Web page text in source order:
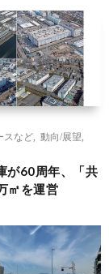
スなど
動向/展望
が60周年、「共
㎡を運営